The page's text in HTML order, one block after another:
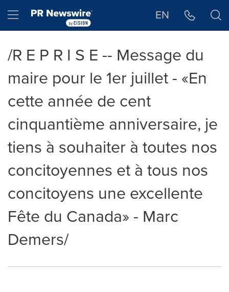
Hamburger menu EN
/R E P R I S E -- Message du
maire pour le 1er juillet - «En
cette année de cent
cinquantième anniversaire, je
tiens à souhaiter à toutes nos
concitoyennes et à tous nos
concitoyens une excellente
Fête du Canada» - Marc
Demers/